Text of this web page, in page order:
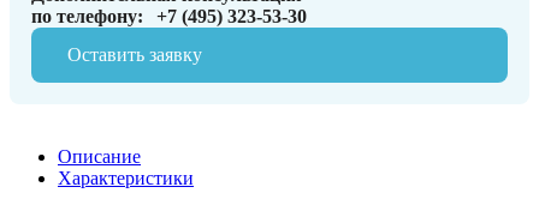
по телефону:
+7 (495) 323-53-30
Оставить заявку
Описание
Характеристики